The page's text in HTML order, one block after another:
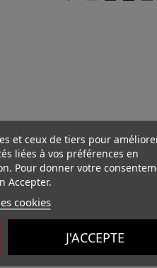
et ceux de tiers pour
liées à vos préférences en
Pour donner votre
Accepter.
cookies
J'ACCEPTE